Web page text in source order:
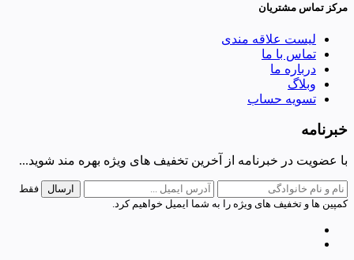
مرکز تماس مشتریان
لیست علاقه مندی
تماس با ما
درباره ما
وبلاگ
تسویه حساب
خبرنامه
با عضویت در خبرنامه از آخرین تخفیف های ویژه بهره مند شوید...
فقط
کمپین ها و تخفیف های ویژه را به شما ایمیل خواهیم کرد.